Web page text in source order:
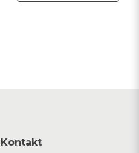
Kontakt